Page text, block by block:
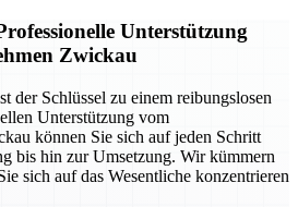
Unterstützung
Zwickau
der Schlüssel zu einem reibungslosen
Unterstützung vom
können Sie sich auf jeden Schritt
bis hin zur Umsetzung. Wir kümmern
sich auf das Wesentliche konzentrieren